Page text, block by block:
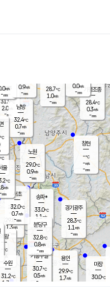
양주
31.9℃
2.0
-mm
과천
29.8℃
1.3m/s
- mm
용인
29.9℃
1.7m/s
경기광주
28.3℃
1.1 m/s
-mm
가평조종
28.4℃
0.3m/s
-mm
28.7℃
1.0m/s
-mm
창현
-℃
-m/s
-mm
0.0m/s
-mm
마장
30.0℃
의왕
- ℃
m/s
mm
m/s
노원
29.0℃
0.9m/s
-mm
송파*
33.0℃
1.1 m/s
-mm
서초
32.0℃
0.7m/s
-mm
남방
32.4℃
0.7m/s
-mm
기흥구갈
30.7℃
0.5m/s
-
분당구
32.8℃
0.8m/s
-mm
m/s
-mm
수원
31.2℃
1.7 m/s
울
℃
m/s
-mm
0.9m/s
-mm